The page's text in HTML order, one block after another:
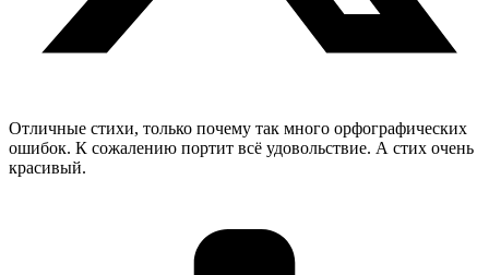
Отличные стихи, только почему так много орфографических
ошибок. К сожалению портит всё удовольствие. А стих очень
красивый.